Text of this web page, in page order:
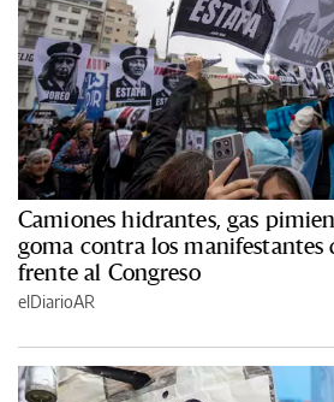
Camiones hidrantes, gas
goma contra los manifestantes
frente al Congreso
elDiarioAR